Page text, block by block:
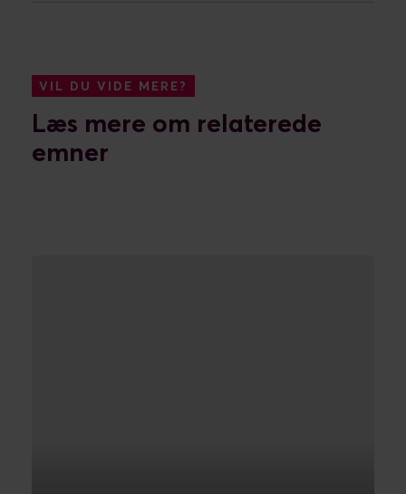
VIL DU VIDE MERE?
Læs mere om relaterede
emner